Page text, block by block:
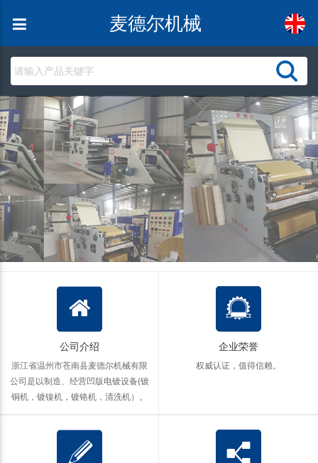
麦德尔机械
公司介绍
浙江省温州市苍南县麦德尔机械有限
公司是以制造、经营凹版电镀设备(镀
铜机，镀镍机，镀铬机，清洗机）。
企业荣誉
权威认证，值得信赖。